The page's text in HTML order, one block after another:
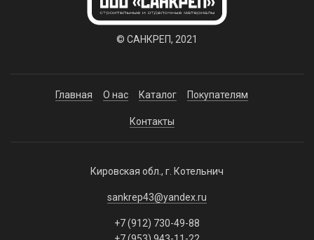
© САНКРЕП, 2021
Главная О нас Каталог Покупателям
Контакты
Кировская обл., г. Котельнич
sankrep43@yandex.ru
+7 (912) 730-49-88